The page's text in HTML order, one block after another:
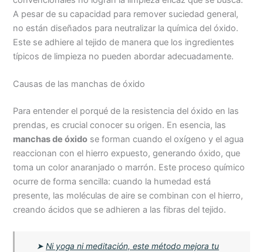
A pesar de su capacidad para remover suciedad general,
no están diseñados para neutralizar la química del óxido.
Este se adhiere al tejido de manera que los ingredientes
típicos de limpieza no pueden abordar adecuadamente.
Causas de las manchas de óxido
Para entender el porqué de la resistencia del óxido en las
prendas, es crucial conocer su origen. En esencia, las
manchas de óxido se forman cuando el oxígeno y el agua
reaccionan con el hierro expuesto, generando óxido, que
toma un color anaranjado o marrón. Este proceso químico
ocurre de forma sencilla: cuando la humedad está
presente, las moléculas de aire se combinan con el hierro,
creando ácidos que se adhieren a las fibras del tejido.
➤Ni yoga ni meditación, este método mejora tu